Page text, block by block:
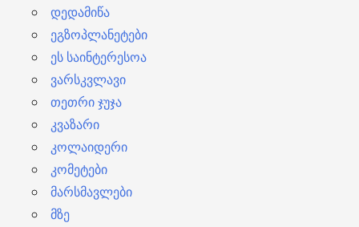
დედამიწა
ეგზოპლანეტები
ეს საინტერესოა
ვარსკვლავი
თეთრი ჯუჯა
კვაზარი
კოლაიდერი
კომეტები
მარსმავლები
მზე